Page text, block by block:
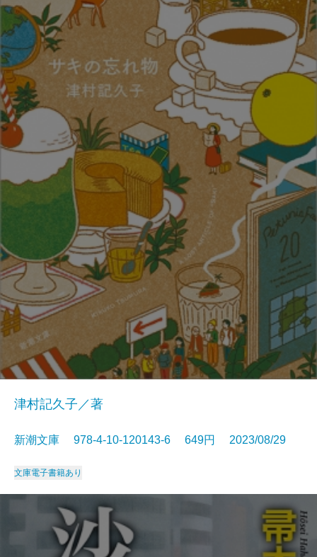
津村記久子／著
新潮文庫 978-4-10-120143-6 649円 2023/08/29
文庫電子書籍あり